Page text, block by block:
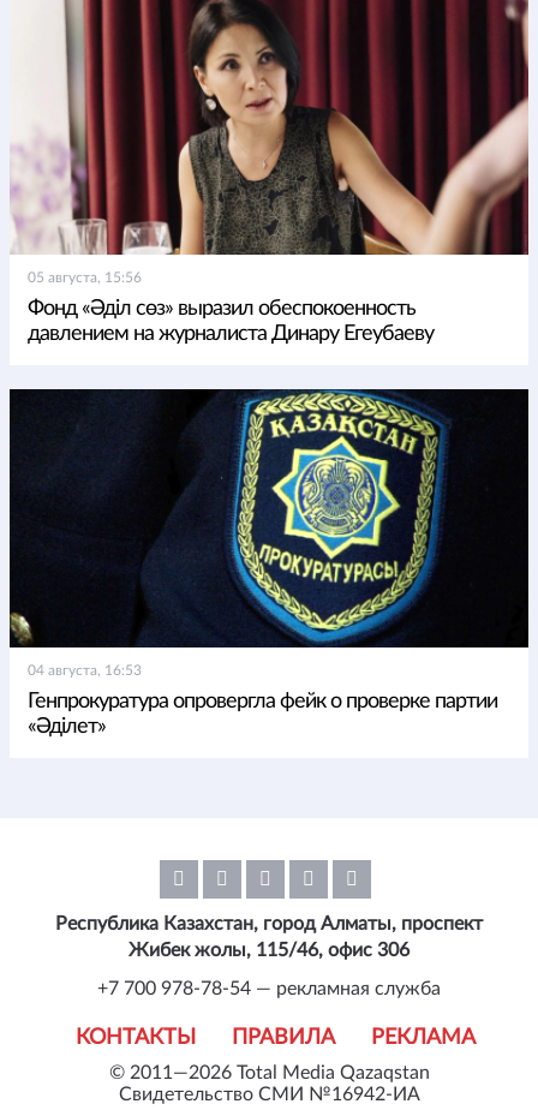
05 августа, 15:56
Фонд «Әділ сөз» выразил обеспокоенность
давлением на журналиста Динару Егеубаеву
04 августа, 16:53
Генпрокуратура опровергла фейк о проверке партии
«Әділет»
© 2011—2026 Total Media Qazaqstan
Свидетельство СМИ №16942-ИА
КОНТАКТЫ ПРАВИЛА РЕКЛАМА
Республика Казахстан, город Алматы, проспект
Жибек жолы, 115/46, офис 306
+7 700 978-78-54 — рекламная служба